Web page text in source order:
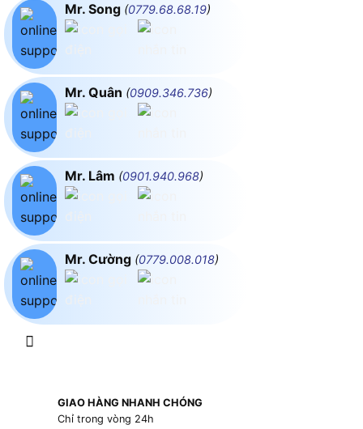
Mr. Song (0779.68.68.19)
Mr. Quân (0909.346.736)
Mr. Lâm (0901.940.968)
Mr. Cường (0779.008.018)
GIAO HÀNG NHANH CHÓNG
Chỉ trong vòng 24h